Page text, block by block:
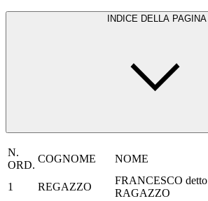
INDICE DELLA PAGINA
N.
ORD.
COGNOME NOME
1
REGAZZO
FRANCESCO detto
RAGAZZO